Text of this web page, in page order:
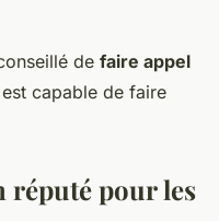
de faire appel
capable de faire
réputé pour les